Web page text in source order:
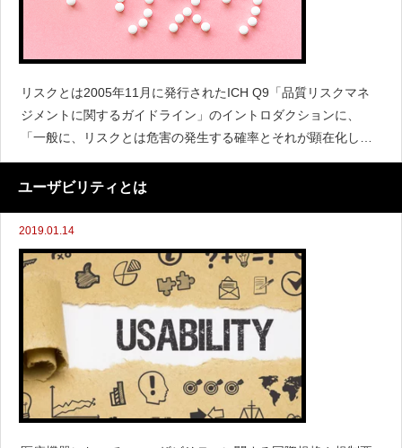
リスクとは2005年11月に発行されたICH Q9「品質リスクマネ
ジメントに関するガイドライン」のイントロダクションに、
「一般に、リスクとは危害の発生する確率とそれが顕在化した
場合の重大性の組み合わせであると認識されている。」と記載
されている。ここで、危害の発生する確率であって、欠陥の発
ユーザビリティとは
2019.01.14